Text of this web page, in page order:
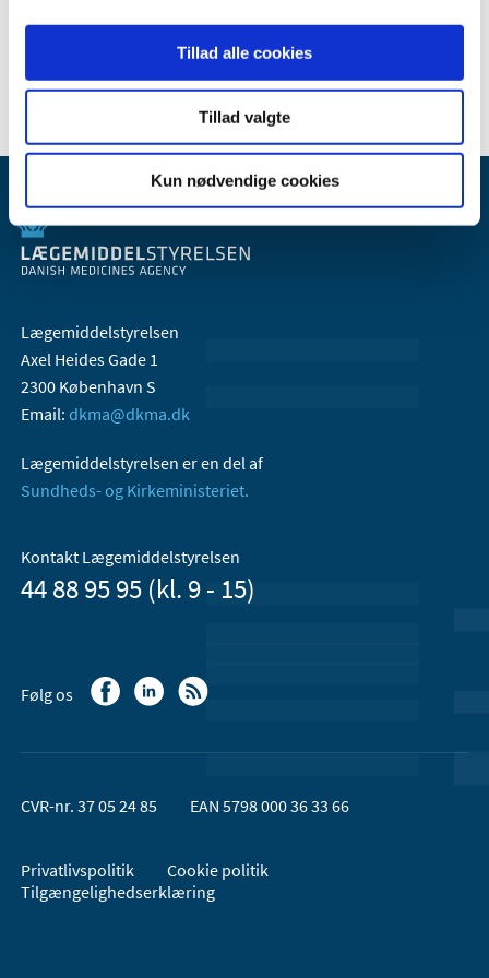
Tillad alle cookies
Tillad valgte
Kun nødvendige cookies
Lægemiddelstyrelsen
Axel Heides Gade 1
2300 København S
Email: dkma@dkma.dk
Lægemiddelstyrelsen er en del af
Sundheds- og Kirkeministeriet.
Kontakt Lægemiddelstyrelsen
44 88 95 95 (kl. 9 - 15)
Følg os
CVR-nr. 37 05 24 85 EAN 5798 000 36 33 66
Privatlivspolitik
Cookie politik
Tilgængelighedserklæring